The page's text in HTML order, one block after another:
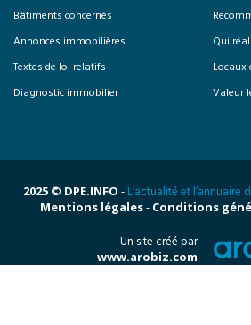
Bâtiments concernés
Annonces immobilières
Textes de loi relatifs
Diagnostic immobilier
Qui
Valeur
2025 © DPE.INFO - L’actualité et l’annuaire
Mentions légales- Conditions
Un site créé par
www.arobiz.com